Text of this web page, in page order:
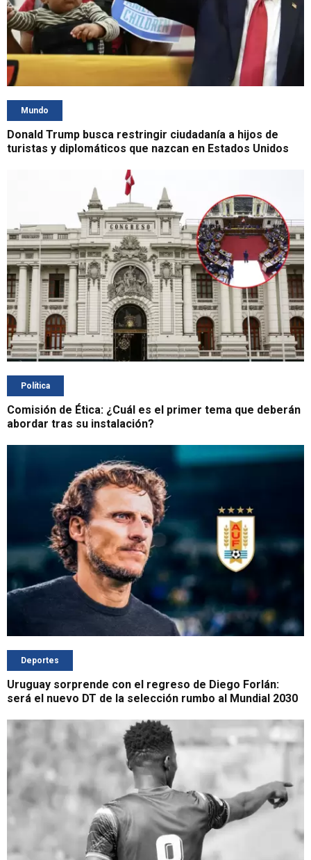
Mundo
Donald Trump busca restringir ciudadanía a hijos de
turistas y diplomáticos que nazcan en Estados Unidos
Política
Comisión de Ética: ¿Cuál es el primer tema que deberán
abordar tras su instalación?
Deportes
Uruguay sorprende con el regreso de Diego Forlán:
será el nuevo DT de la selección rumbo al Mundial 2030